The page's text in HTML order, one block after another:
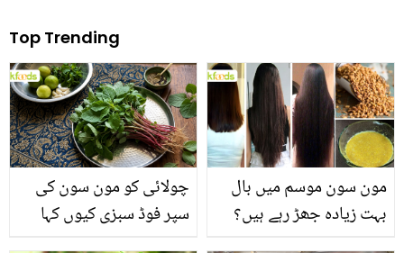
Top Trending
چولائی کو مون سون کی
سپر فوڈ سبزی کیوں کہا
مون سون موسم میں بال
بہت زیادہ جھڑ رہے ہیں؟